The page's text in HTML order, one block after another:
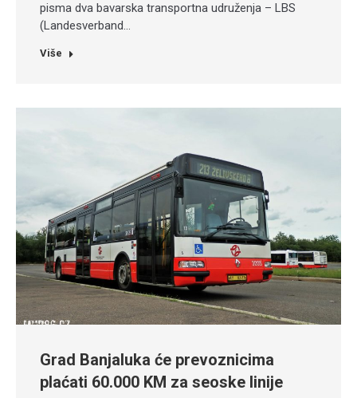
pisma dva bavarska transportna udruženja – LBS
(Landesverband…
Više
Grad Banjaluka će prevoznicima
plaćati 60.000 KM za seoske linije